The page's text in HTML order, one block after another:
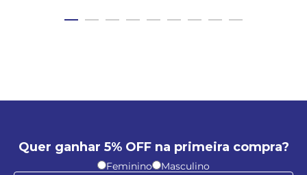
Quer ganhar 5% OFF na primeira compra?
Feminino Masculino